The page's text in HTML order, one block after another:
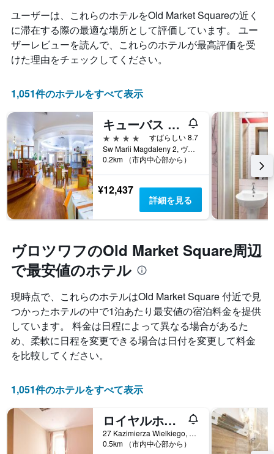
ユーザーは、これらのホテルをOld Market Square​の近く
に滞在する際の最適な場所として評価しています。 ユー
ザーレビューを読んで、これらのホテルが最高評価を受
けた理由をチェックしてください。
1,051件のホテルをすべて表示
キューバス ホテル ブロツワフ
4つ星
すばらしい 8.7
Sw Marii Magdaleny 2, ヴロツワフ, ドルヌィ・シロンスク県, ポーランド
0.2km （市内中心部から）
¥12,437
詳細を見る
ヴロツワフのOld Market Square周辺
で最安値のホテル
現時点で、これらのホテルはOld Market Square 付近で見
つかったホテルの中で1泊あたり最安値の宿泊料金を提供
しています。 料金は日程によって異なる場合があるた
め、柔軟に日程を変更できる場合は日付を変更して料金
を比較してください。
1,051件のホテルをすべて表示
ロイヤルホステル
27 Kazimierza Wielkiego, ヴロツワフ, ドルヌィ・シロンスク県, ポーランド
0.5km （市内中心部から）